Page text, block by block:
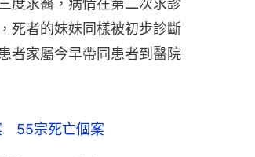
死者的妹妹同樣被初步診斷
者家屬今早帶同患者到醫院
55宗死亡個案